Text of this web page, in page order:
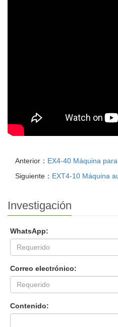
Anterior： EX4-40 Máquina
Siguiente： EXT4-10 Máquina
Investigación
WhatsApp:
Correo electrónico:
Contenido: